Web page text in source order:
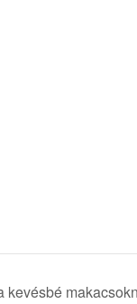
kevésbé